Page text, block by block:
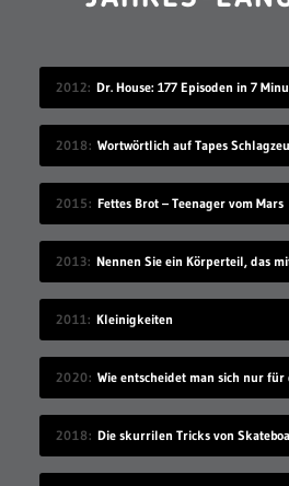
2012 Dr. House: 177 Episoden in 7
2018 Wortwörtlich auf Tapes
2015 Fettes Brot – Teenager vom Mars
2013
2011 Kleinigkeiten
2020
2018